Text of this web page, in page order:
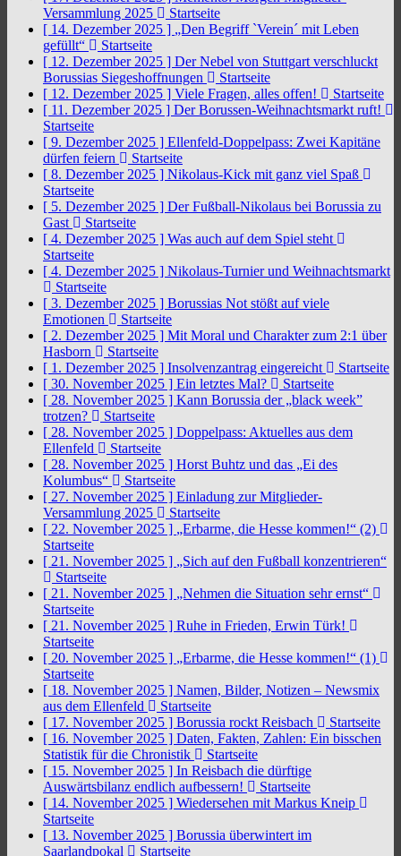
Versammlung 2025
Startseite
[ 14. Dezember 2025 ] „Den Begriff `Verein´ mit Leben
gefüllt“
Startseite
[ 12. Dezember 2025 ] Der Nebel von Stuttgart verschluckt
Borussias Siegeshoffnungen
Startseite
[ 12. Dezember 2025 ] Viele Fragen, alles offen!
Startseite
[ 11. Dezember 2025 ] Der Borussen-Weihnachtsmarkt ruft!
Startseite
[ 9. Dezember 2025 ] Ellenfeld-Doppelpass: Zwei Kapitäne
dürfen feiern
Startseite
[ 8. Dezember 2025 ] Nikolaus-Kick mit ganz viel Spaß
Startseite
[ 5. Dezember 2025 ] Der Fußball-Nikolaus bei Borussia zu
Gast
Startseite
[ 4. Dezember 2025 ] Was auch auf dem Spiel steht
Startseite
[ 4. Dezember 2025 ] Nikolaus-Turnier und Weihnachtsmarkt
Startseite
[ 3. Dezember 2025 ] Borussias Not stößt auf viele
Emotionen
Startseite
[ 2. Dezember 2025 ] Mit Moral und Charakter zum 2:1 über
Hasborn
Startseite
[ 1. Dezember 2025 ] Insolvenzantrag eingereicht
Startseite
[ 30. November 2025 ] Ein letztes Mal?
Startseite
[ 28. November 2025 ] Kann Borussia der „black week”
trotzen?
Startseite
[ 28. November 2025 ] Doppelpass: Aktuelles aus dem
Ellenfeld
Startseite
[ 28. November 2025 ] Horst Buhtz und das „Ei des
Kolumbus“
Startseite
[ 27. November 2025 ] Einladung zur Mitglieder-
Versammlung 2025
Startseite
[ 22. November 2025 ] „Erbarme, die Hesse kommen!“ (2)
Startseite
[ 21. November 2025 ] „Sich auf den Fußball konzentrieren“
Startseite
[ 21. November 2025 ] „Nehmen die Situation sehr ernst“
Startseite
[ 21. November 2025 ] Ruhe in Frieden, Erwin Türk!
Startseite
[ 20. November 2025 ] „Erbarme, die Hesse kommen!“ (1)
Startseite
[ 18. November 2025 ] Namen, Bilder, Notizen – Newsmix
aus dem Ellenfeld
Startseite
[ 17. November 2025 ] Borussia rockt Reisbach
Startseite
[ 16. November 2025 ] Daten, Fakten, Zahlen: Ein bisschen
Statistik für die Chronistik
Startseite
[ 15. November 2025 ] In Reisbach die dürftige
Auswärtsbilanz endlich aufbessern!
Startseite
[ 14. November 2025 ] Wiedersehen mit Markus Kneip
Startseite
[ 13. November 2025 ] Borussia überwintert im
Saarlandpokal
Startseite